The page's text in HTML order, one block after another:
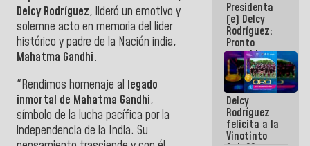
Delcy Rodríguez, lideró un emotivo y
solemne acto en memoria del líder
histórico y padre de la Nación india,
Mahatma Gandhi.
"Rendimos homenaje al legado
inmortal de Mahatma Gandhi,
símbolo de la lucha pacífica por la
independencia de la India. Su
historia en
los
Centroamericanos
Presidenta
(e) Delcy
Rodríguez:
Pronto
restableceremos
las
operaciones
en el
Aeropuerto
Internacional
de
Maiquetía
Delcy
Rodríguez
felicita a la
Vinotinto